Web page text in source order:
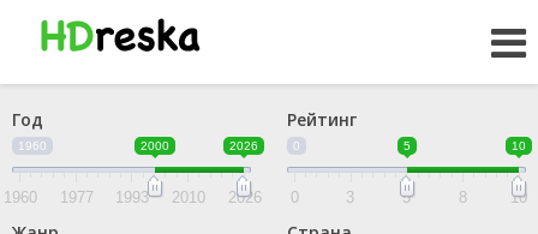
Год
1960 2000 2026
1960 1977 1993 2010 2026
Рейтинг
0 5 10
0 3 5 8 10